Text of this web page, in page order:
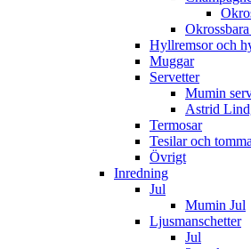
Hyllremsor och
Muggar
Servetter
Mumin
Astrid
Termosar
Tesilar och
Övrigt
Inredning
Jul
Mumin Jul
Ljusmanschetter
Jul